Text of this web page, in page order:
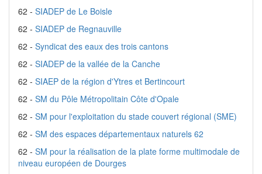
62 - SIADEP de Le Boisle
62 - SIADEP de Regnauville
62 - Syndicat des eaux des trois cantons
62 - SIADEP de la vallée de la Canche
62 - SIAEP de la région d'Ytres et Bertincourt
62 - SM du Pôle Métropolitain Côte d'Opale
62 - SM pour l'exploitation du stade couvert régional (SME)
62 - SM des espaces départementaux naturels 62
62 - SM pour la réalisation de la plate forme multimodale de
niveau européen de Dourges